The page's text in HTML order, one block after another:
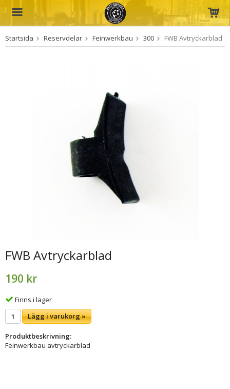
Produkten har blivit tillagd i varukorgen
Startsida Reservdelar Feinwerkbau 300 FWB Avtryckarblad
FWB Avtryckarblad
190 kr
Finns i lager
Lägg i varukorg »
Produktbeskrivning:
Feinwerkbau avtryckarblad